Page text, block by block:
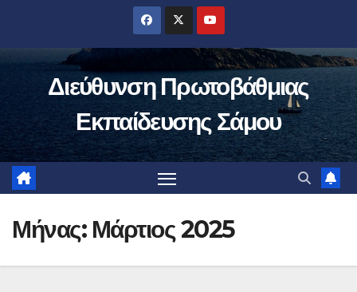
περιεχόμενο
Διεύθυνση Πρωτοβάθμιας
Εκπαίδευσης Σάμου
Μήνας: Μάρτιος 2025